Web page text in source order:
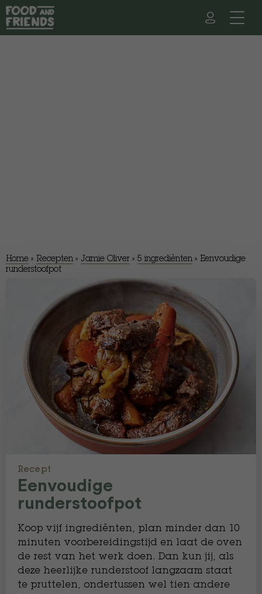
Home » Recepten » Jamie Oliver » 5 ingrediënten » Eenvoudige
runderstoofpot
Recept
Eenvoudige
runderstoofpot
Koop vijf ingrediënten, plan minder dan 10
minuten voorbereidingstijd en laat de oven
de rest van het werk doen. Dan kun jij, als
deze heerlijke runderstoof langzaam staat
te pruttelen, ondertussen wel tien andere